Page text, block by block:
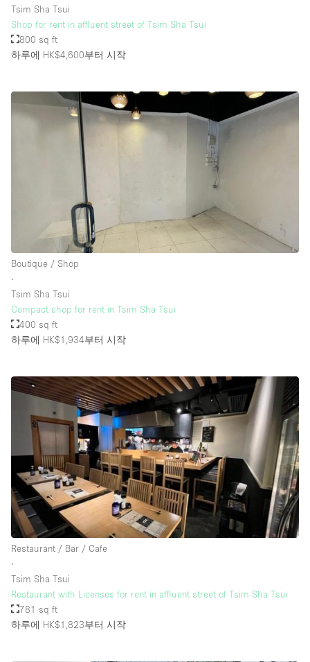
Soundproof
Stock Room
Stunning View
Terrace
Water Access
Whitebox / Minimal
Window Display
층 / 접근성:
지하층
1층 앞마당
위치한 거리
테라스
윗층
기타
Tsim Sha Tsui
Shop for rent in affluent street of Tsim Sha Tsui
800 sq ft
하루에 HK$4,600부터 시작
Boutique / Shop
∙
Tsim Sha Tsui
Compact shop for rent in Tsim Sha Tsui
400 sq ft
하루에 HK$1,934부터 시작
Restaurant / Bar / Cafe
∙
Tsim Sha Tsui
Restaurant with Licenses for rent in affluent street of Tsim Sha Tsui
781 sq ft
하루에 HK$1,823부터 시작